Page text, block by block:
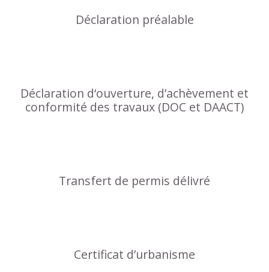
Déclaration préalable
Déclaration d‘ouverture, d’achèvement et
conformité des travaux (DOC et DAACT)
Transfert de permis délivré
Certificat d’urbanisme